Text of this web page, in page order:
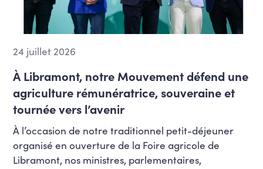
24 juillet 2026
À Libramont, notre Mouvement défend une
agriculture rémunératrice, souveraine et
tournée vers l’avenir
À l’occasion de notre traditionnel petit-déjeuner
organisé en ouverture de la Foire agricole de
Libramont, nos ministres, parlementaires,